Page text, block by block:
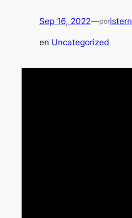
Sep 16, 2022—poristern
en Uncategorized